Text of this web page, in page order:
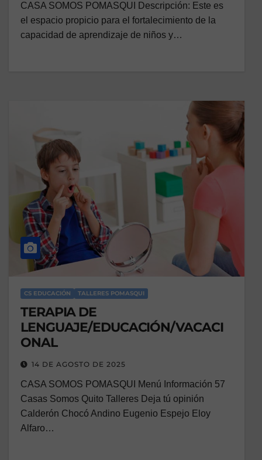
CASA SOMOS POMASQUI Descripción: Este es
el espacio propicio para el fortalecimiento de la
capacidad de aprendizaje de niños y…
CS EDUCACIÓN TALLERES POMASQUI
TERAPIA DE
LENGUAJE/EDUCACIÓN/VACACI
ONAL
14 DE AGOSTO DE 2025
CASA SOMOS POMASQUI Menú Información 57
Casas Somos Quito Talleres Deja tú opinión
Calderón Chocó Andino Eugenio Espejo Eloy
Alfaro…